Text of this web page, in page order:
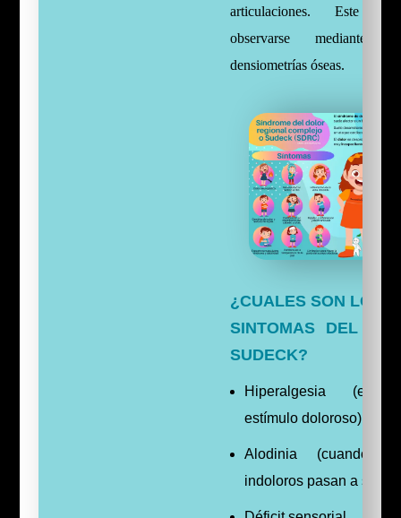
articulaciones. Este
observarse mediante
densiometrías óseas.
¿CUALES SON LOS
SINTOMAS DEL
SUDECK?
Hiperalgesia
estímulo doloroso).
Alodinia (cuando
indoloros pasan a ser